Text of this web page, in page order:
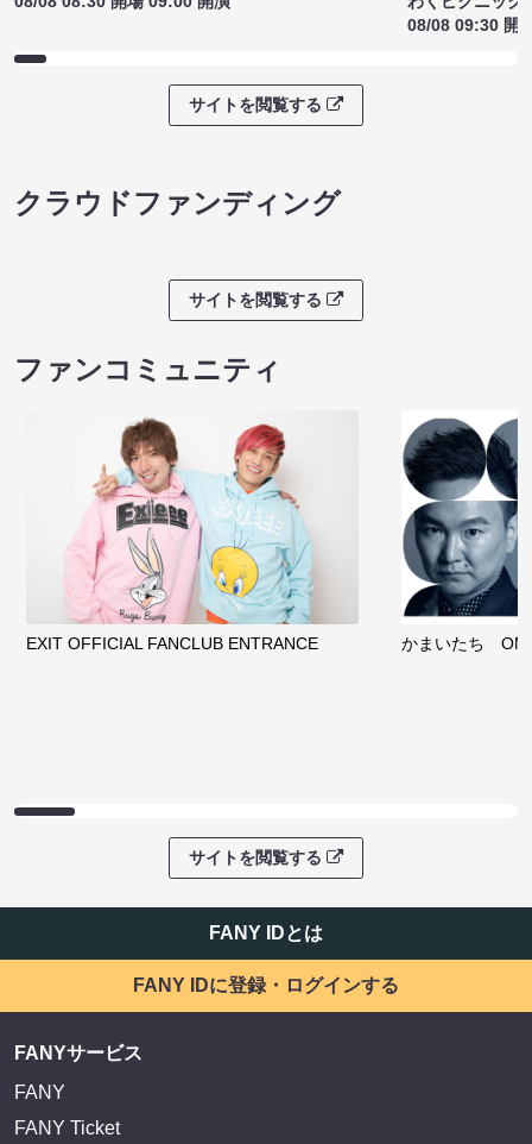
08/08 09:30 開
サイトを閲覧する
クラウドファンディング
サイトを閲覧する
ファンコミュニティ
EXIT OFFICIAL FANCLUB ENTRANCE かまいたち
サイトを閲覧する
FANY IDとは
FANY IDに登録・ログインする
FANYサービス
FANY
FANY Ticket